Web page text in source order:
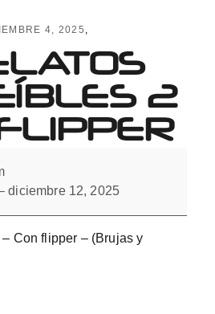
4, 2025
2
diciembre 12, 2025
Con flipper – (Brujas y